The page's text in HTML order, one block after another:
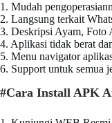
1. Mudah
2. Langsung terkait
3. Deskripsi Ayam, Foto
4. Aplikasi tidak berat
5. Menu navigator
6. Support untuk semua
#Cara Install APK